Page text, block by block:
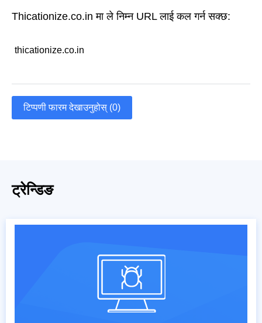
Thicationize.co.in मा ले निम्न URL लाई कल गर्न सक्छ:
thicationize.co.in
टिप्पणी फारम देखाउनुहोस् (0)
ट्रेन्डिङ